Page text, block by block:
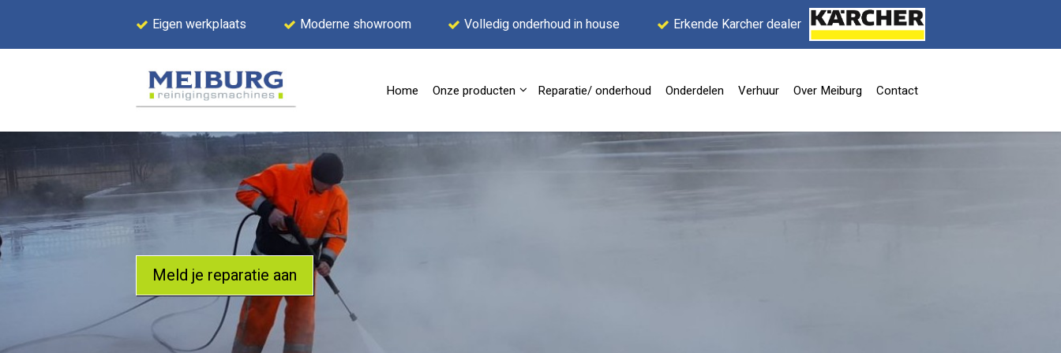
Eigen werkplaats Moderne showroom Volledig onderhoud in house Erkende Karcher dealer
Home Onze producten Reparatie/ onderhoud Onderdelen Verhuur Over Meiburg Contact
Meld je reparatie aan